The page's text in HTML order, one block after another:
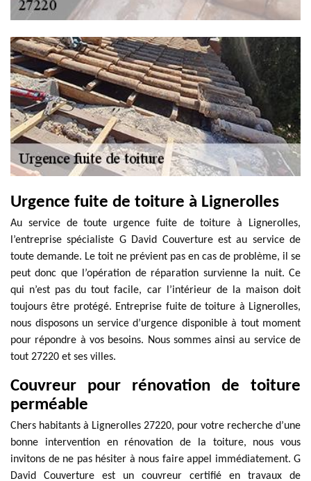
Urgence fuite de toiture à Lignerolles
Au service de toute urgence fuite de toiture à Lignerolles,
l’entreprise spécialiste G David Couverture est au service de
toute demande. Le toit ne prévient pas en cas de problème, il se
peut donc que l’opération de réparation survienne la nuit. Ce
qui n’est pas du tout facile, car l’intérieur de la maison doit
toujours être protégé. Entreprise fuite de toiture à Lignerolles,
nous disposons un service d’urgence disponible à tout moment
pour répondre à vos besoins. Nous sommes ainsi au service de
tout 27220 et ses villes.
Couvreur pour rénovation de toiture
perméable
Chers habitants à Lignerolles 27220, pour votre recherche d’une
bonne intervention en rénovation de la toiture, nous vous
invitons de ne pas hésiter à nous faire appel immédiatement. G
David Couverture est un couvreur certifié en travaux de